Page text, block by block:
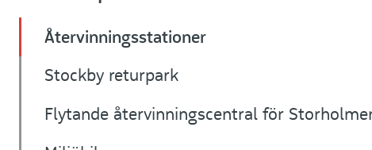
Återvinningsstationer
Stockby returpark
Flytande återvinningscentral för